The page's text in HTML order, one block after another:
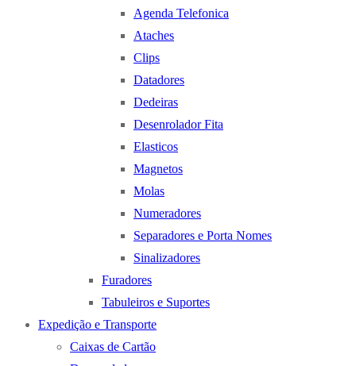
Agenda Telefonica
Ataches
Clips
Datadores
Dedeiras
Desenrolador Fita
Elasticos
Magnetos
Molas
Numeradores
Separadores e Porta Nomes
Sinalizadores
Furadores
Tabuleiros e Suportes
Expedição e Transporte
Caixas de Cartão